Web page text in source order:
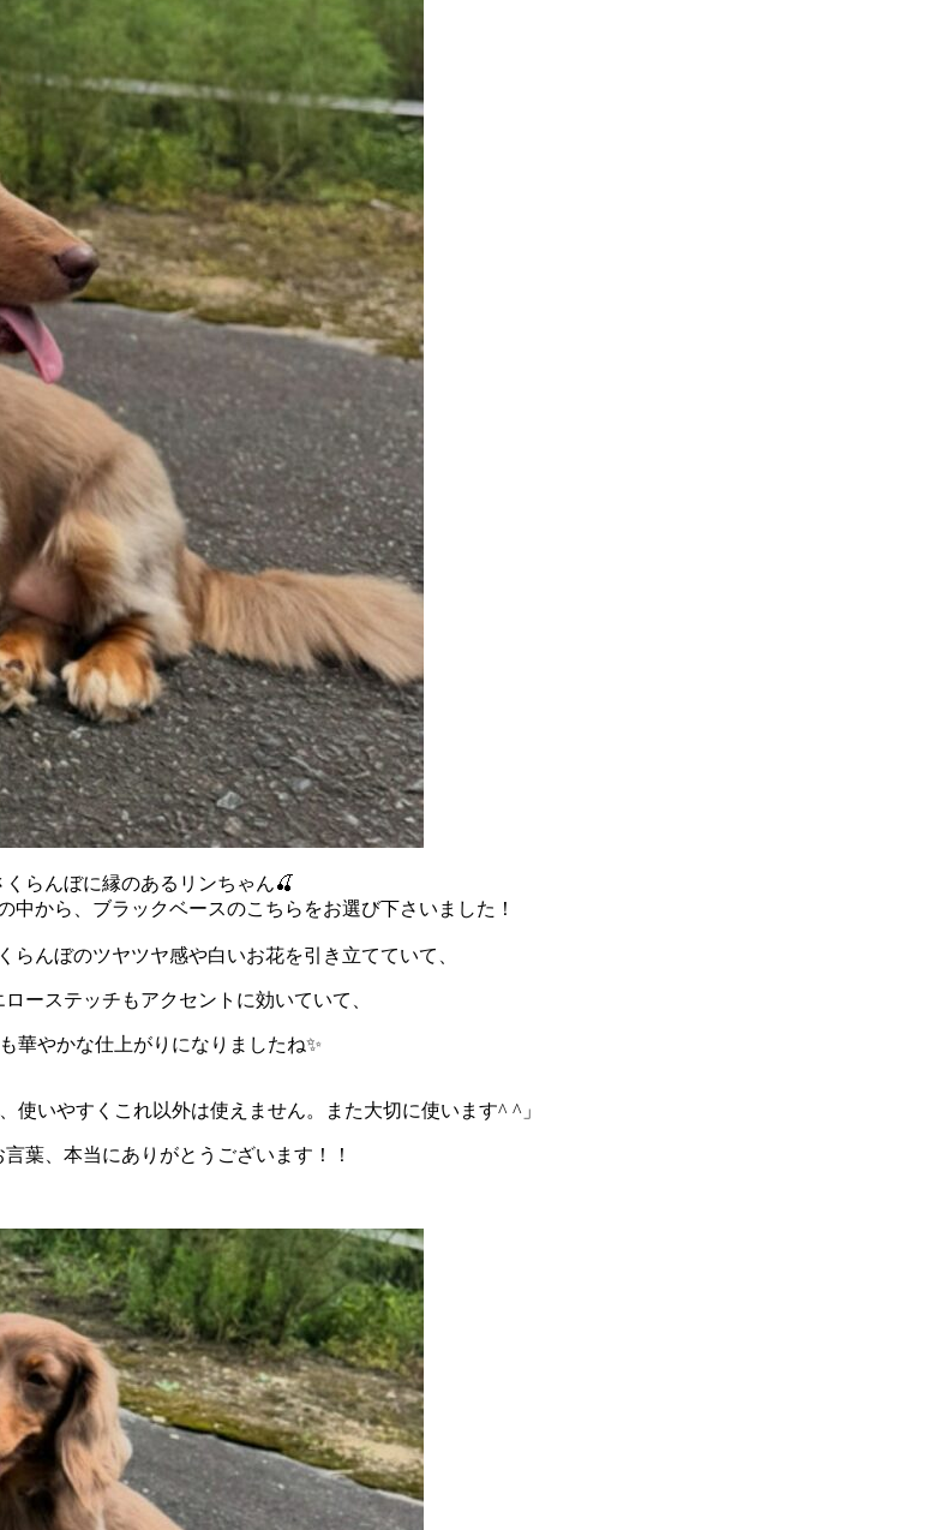
くらんぼに縁のあるリンちゃん🍒
中から、ブラックベースのこちらをお選び下さいました！
らんぼのツヤツヤ感や白いお花を引き立てていて、
ーステッチもアクセントに効いていて、
華やかな仕上がりになりましたね✨
使いやすくこれ以外は使えません。また大切に使います^ ^」
葉、本当にありがとうございます！！